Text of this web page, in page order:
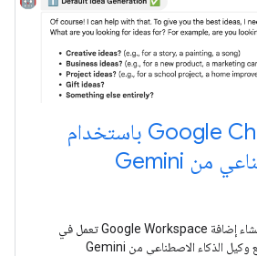
إنشاء تطبيق Google Chat باستخدام
وكيل ذكاء اصطناعي من Gemini
تشرح هذه الصفحة كيفية إنشاء إضافة Google Workspace تعمل في
Google Chat وتتفاعل مع وكيل الذكاء الاصطناعي من Gemini